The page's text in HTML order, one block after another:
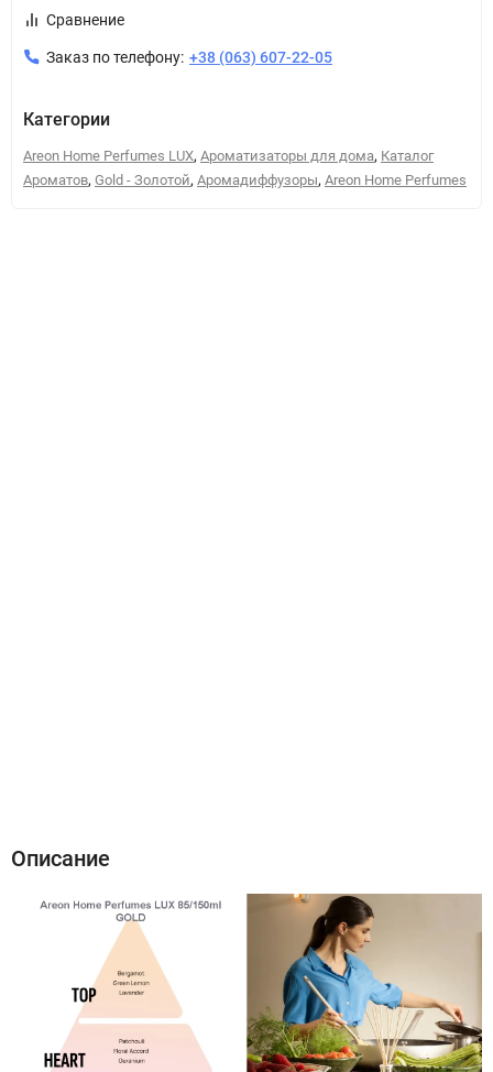
Сравнение
Заказ по телефону: +38 (063) 607-22-05
Категории
Areon Home Perfumes LUX, Ароматизаторы для дома, Каталог
Ароматов, Gold - Золотой, Аромадиффузоры, Areon Home Perfumes
Описание